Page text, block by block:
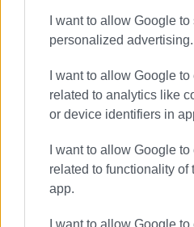
I want to allow Google
personalized advertising.
I want to allow Google
related to analytics like
or device identifiers in
I want to allow Google
related to functionality of
app.
I want to allow Google
Κορίνα
Αλυσίδα
27 NOV
Έκθεση